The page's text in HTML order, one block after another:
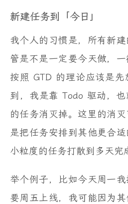
新建任务到「今日」
我个人的习惯是，所有新
管是不是一定要今天做，一
按照 GTD 的理论应该是
到，我是靠 Todo 驱动，
的任务消灭掉。这里的消
是把任务安排到其他更合
小粒度的任务打散到多天完
举个例子，比如今天周一
要周五上线，我可能因为